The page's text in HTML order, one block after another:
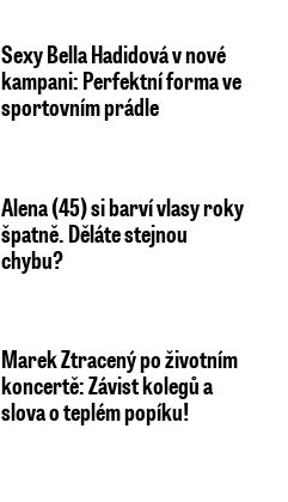
Sexy Bella Hadidová v nové
kampani: Perfektní forma ve
sportovním prádle
Alena (45) si barví vlasy roky
špatně. Děláte stejnou
chybu?
Marek Ztracený po životním
koncertě: Závist kolegů a
slova o teplém popíku!